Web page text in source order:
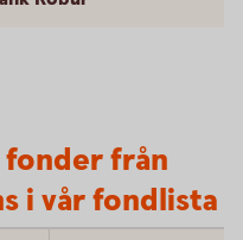
från
i vår fondlista